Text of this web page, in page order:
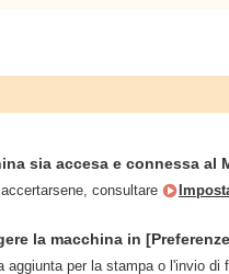
sia accesa e connessa al
consultare
la macchina in
aggiunta per la stampa o l'invio di